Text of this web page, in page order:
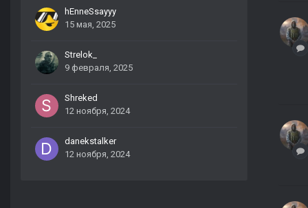
hEnneSsayyy
15 мая, 2025
Strelok_
9 февраля, 2025
Shreked
12 ноября, 2024
danekstalker
12 ноября, 2024